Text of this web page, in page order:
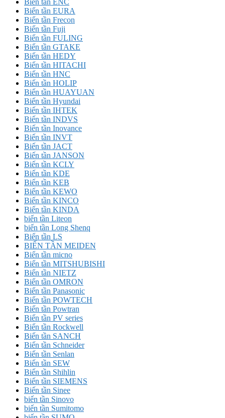
Biến tần ENC
Biến tần EURA
Biến tần Frecon
Biến tần Fuji
Biến tần FULING
Biến tần GTAKE
Biến tần HEDY
Biến tần HITACHI
Biến tần HNC
Biến tần HOLIP
Biến tần HUAYUAN
Biến tần Hyundai
Biến tần IHTEK
Biến tần INDVS
Biến tần Inovance
Biến tần INVT
Biến tần JACT
Biến tần JANSON
Biến tần KCLY
Biến tần KDE
Biến tần KEB
Biến tần KEWO
Biến tần KINCO
Biến tần KINDA
biến tần Liteon
biến tần Long Shenq
Biến tần LS
BIẾN TẦN MEIDEN
Biến tần micno
Biến tần MITSHUBISHI
Biến tần NIETZ
Biến tần OMRON
Biến tần Panasonic
Biến tần POWTECH
Biến tần Powtran
Biến tần PV series
Biến tần Rockwell
Biến tần SANCH
Biến tần Schneider
Biến tần Senlan
Biến tần SEW
Biến tần Shihlin
Biến tần SIEMENS
Biến tần Sinee
biến tần Sinovo
biến tần Sumitomo